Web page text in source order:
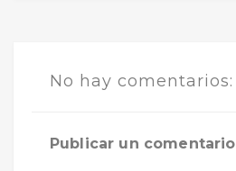
No hay comentarios:
Publicar un comentario